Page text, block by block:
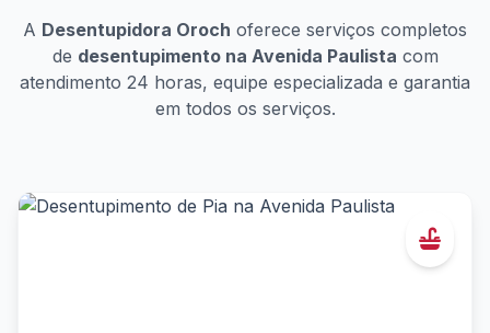
A Desentupidora Oroch oferece serviços completos
de desentupimento na Avenida Paulista com
atendimento 24 horas, equipe especializada e garantia
em todos os serviços.